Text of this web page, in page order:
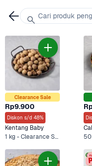
Clearance Sale
Rp9.900
Diskon s/d 48%
Kentang Baby
1 kg - Clearance Sale, 500 g +1 Lainnya
Cari produk